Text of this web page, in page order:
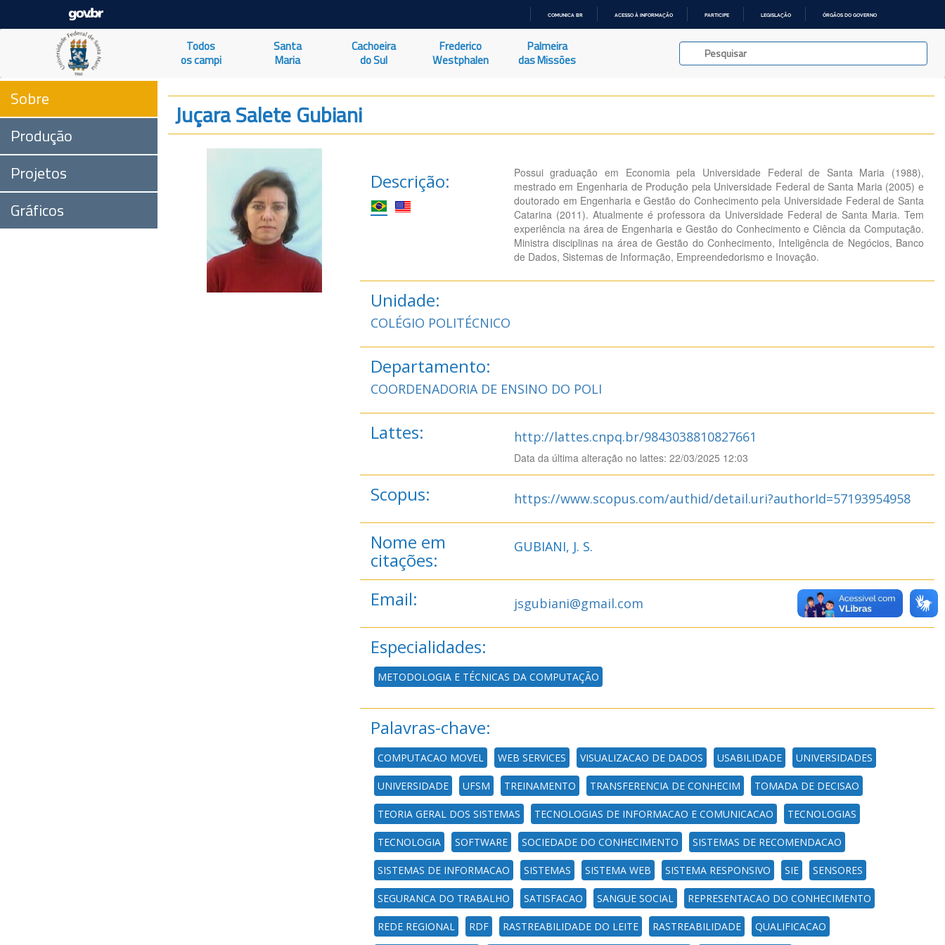
O
COMUNICA BR ACESSO À INFORMAÇÃO PARTICIPE LEGISLAÇÃO ÓRGÃOS DO GOVERNO
Todos
os campi
Santa
Maria
Cachoeira
do Sul
Frederico
Westphalen
Palmeira
das Missões
Sobre
Produção
Projetos
Gráficos
Juçara Salete Gubiani
Descrição:
Possui graduação em Economia pela Universidade Federal de Santa Maria (1988),
mestrado em Engenharia de Produção pela Universidade Federal de Santa Maria (2005) e
doutorado em Engenharia e Gestão do Conhecimento pela Universidade Federal de Santa
Catarina (2011). Atualmente é professora da Universidade Federal de Santa Maria. Tem
experiência na área de Engenharia e Gestão do Conhecimento e Ciência da Computação.
Ministra disciplinas na área de Gestão do Conhecimento, Inteligência de Negócios, Banco
de Dados, Sistemas de Informação, Empreendedorismo e Inovação.
Unidade:
COLÉGIO POLITÉCNICO
Departamento:
COORDENADORIA DE ENSINO DO POLI
Lattes: http://lattes.cnpq.br/9843038810827661
Data da última alteração no lattes: 22/03/2025 12:03
Scopus: https://www.scopus.com/authid/detail.uri?authorId=57193954958
Nome em
citações:
GUBIANI, J. S.
Email: jsgubiani@gmail.com
Especialidades:
METODOLOGIA E TÉCNICAS DA COMPUTAÇÃO
Palavras-chave:
COMPUTACAO MOVEL WEB SERVICES VISUALIZACAO DE DADOS USABILIDADE UNIVERSIDADES
UNIVERSIDADE UFSM TREINAMENTO TRANSFERENCIA DE CONHECIM TOMADA DE DECISAO
TEORIA GERAL DOS SISTEMAS TECNOLOGIAS DE INFORMACAO E COMUNICACAO TECNOLOGIAS
TECNOLOGIA SOFTWARE SOCIEDADE DO CONHECIMENTO SISTEMAS DE RECOMENDACAO
SISTEMAS DE INFORMACAO SISTEMAS SISTEMA WEB SISTEMA RESPONSIVO SIE SENSORES
SEGURANCA DO TRABALHO SATISFACAO SANGUE SOCIAL REPRESENTACAO DO CONHECIMENTO
REDE REGIONAL RDF RASTREABILIDADE DO LEITE RASTREABILIDADE QUALIFICACAO